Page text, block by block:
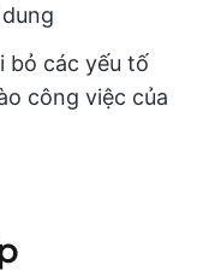
bỏ các yếu tố
công việc của